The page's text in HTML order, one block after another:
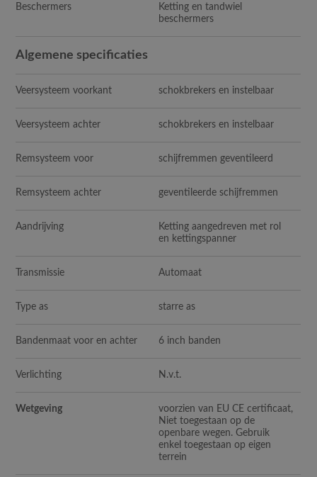
Beschermers
Ketting en tandwiel
beschermers
Algemene specificaties
Veersysteem voorkant schokbrekers en instelbaar
Veersysteem achter schokbrekers en instelbaar
Remsysteem voor schijfremmen geventileerd
Remsysteem achter geventileerde schijfremmen
Aandrijving
Ketting aangedreven met rol
en kettingspanner
Transmissie Automaat
Type as starre as
Bandenmaat voor en achter 6 inch banden
Verlichting N.v.t.
Wetgeving
voorzien van EU CE certificaat,
Niet toegestaan op de
openbare wegen. Gebruik
enkel toegestaan op eigen
terrein